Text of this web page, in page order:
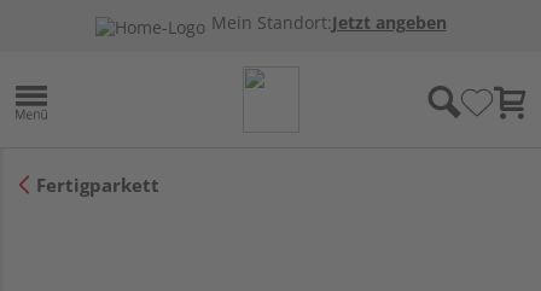
Mein Standort:Jetzt angeben
Fertigparkett